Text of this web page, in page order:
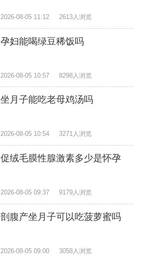
2026-08-05 11:12 2613人浏览
孕妇能喝绿豆稀饭吗
2026-08-05 10:57 8298人浏览
坐月子能吃老母鸡汤吗
2026-08-05 10:54 3271人浏览
促绒毛膜性腺激素多少是怀孕
2026-08-05 09:37 9179人浏览
剖腹产坐月子可以吃菠萝蜜吗
2026-08-05 09:00 3058人浏览